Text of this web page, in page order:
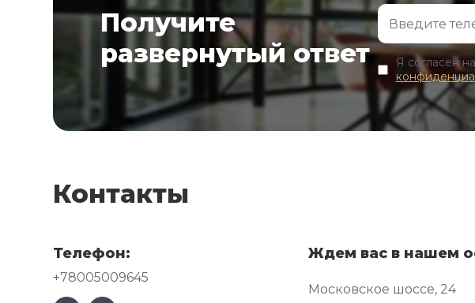
Получите
развернутый ответ
Я согласен
Контакты
Телефон:
+78005009645
Ждем вас в нашем
Московское шоссе, 24